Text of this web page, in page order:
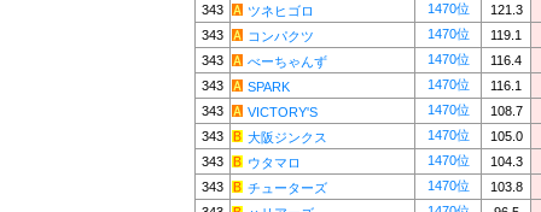
343
ツネヒゴロ 1470位
121.3
343
コンパクツ 1470位
119.1
343
べーちゃんず 1470位
116.4
343
SPARK 1470位
116.1
343
VICTORY'S 1470位
108.7
343
大阪ジンクス 1470位
105.0
343
ウタマロ 1470位
104.3
343
チューターズ 1470位
103.8